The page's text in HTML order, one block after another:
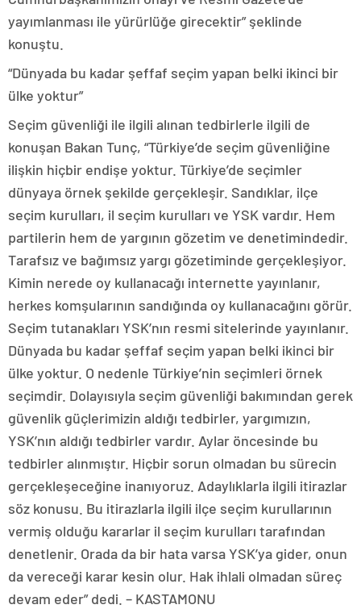
yayımlanması ile yürürlüğe girecektir” şeklinde
konuştu.
“Dünyada bu kadar şeffaf seçim yapan belki ikinci bir
ülke yoktur”
Seçim güvenliği ile ilgili alınan tedbirlerle ilgili de
konuşan Bakan Tunç, “Türkiye’de seçim güvenliğine
ilişkin hiçbir endişe yoktur. Türkiye’de seçimler
dünyaya örnek şekilde gerçekleşir. Sandıklar, ilçe
seçim kurulları, il seçim kurulları ve YSK vardır. Hem
partilerin hem de yargının gözetim ve denetimindedir.
Tarafsız ve bağımsız yargı gözetiminde gerçekleşiyor.
Kimin nerede oy kullanacağı internette yayınlanır,
herkes komşularının sandığında oy kullanacağını görür.
Seçim tutanakları YSK’nın resmi sitelerinde yayınlanır.
Dünyada bu kadar şeffaf seçim yapan belki ikinci bir
ülke yoktur. O nedenle Türkiye’nin seçimleri örnek
seçimdir. Dolayısıyla seçim güvenliği bakımından gerek
güvenlik güçlerimizin aldığı tedbirler, yargımızın,
YSK’nın aldığı tedbirler vardır. Aylar öncesinde bu
tedbirler alınmıştır. Hiçbir sorun olmadan bu sürecin
gerçekleşeceğine inanıyoruz. Adaylıklarla ilgili itirazlar
söz konusu. Bu itirazlarla ilgili ilçe seçim kurullarının
vermiş olduğu kararlar il seçim kurulları tarafından
denetlenir. Orada da bir hata varsa YSK’ya gider, onun
da vereceği karar kesin olur. Hak ihlali olmadan süreç
devam eder” dedi. – KASTAMONU